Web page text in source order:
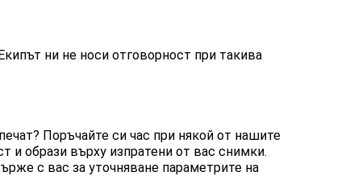
ни не носи отговорност при такива
Поръчайте си час при някой от нашите
и образи върху изпратени от вас снимки.
с вас за уточняване параметрите на